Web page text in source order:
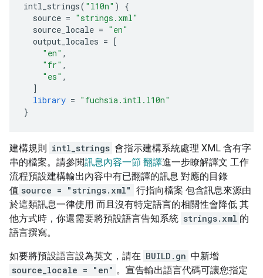
intl_strings( "l10n" )
{
source = "strings.xml"
source_locale = "en"
output_locales = [
"en" ,
"fr" ,
"es" ,
]
library = "fuchsia.intl.l10n"
}
建構規則 intl_strings 會指示建構系統處理 XML 含有字
串的檔案。請參閱訊息內容一節 翻譯進一步瞭解譯文 工作
流程預設建構輸出內容中有已翻譯的訊息 對應的目錄
值 source = "strings.xml" 行指向檔案 包含訊息來源由
於這類訊息一律使用 而且沒有特定語言的相關性會降低 其
他方式時，你還需要將預設語言告知系統 strings.xml 的
語言撰寫。
如要將預設語言設為英文，請在 BUILD.gn 中新增
source_locale = "en" 。宣告輸出語言代碼可讓您指定